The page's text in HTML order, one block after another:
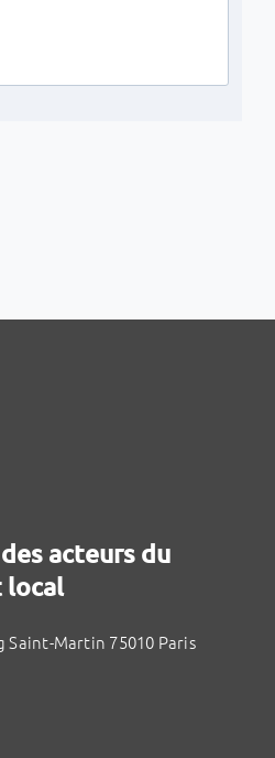
acteurs du
local
Saint-Martin 75010 Paris